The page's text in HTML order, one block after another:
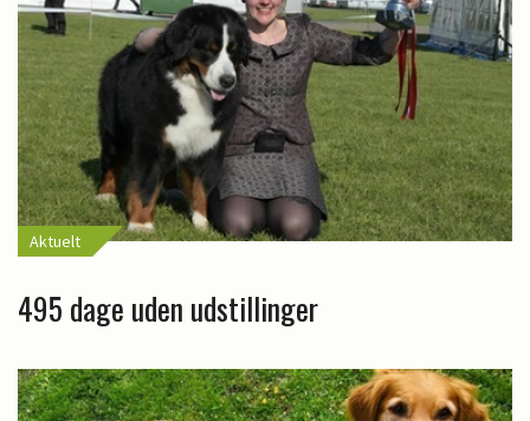
Aktuelt
495 dage uden udstillinger